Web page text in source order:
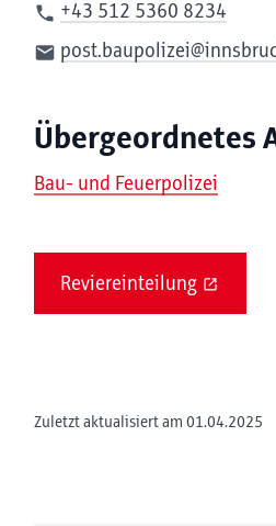
+43 512 5360 8234
Übergeordnetes
Bau- und Feuerpolizei
Reviereinteilung
Zuletzt aktualisiert am 01.04.2025